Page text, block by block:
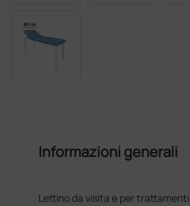
Informazioni generali
Lettino da visita e per